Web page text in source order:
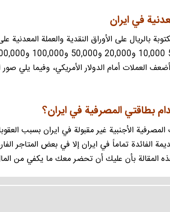
في ايران
العملات أمام الدولار الأمريكي، وفيما يلي
بطاقتي المصرفية في ايران؟
الأجنبية غير مقبولة في ايران بسبب
الفائدة تماماً في ايران إلا في بعض المتاجر
المقالة بأن عليك أن تحضر معك ما يكفي من